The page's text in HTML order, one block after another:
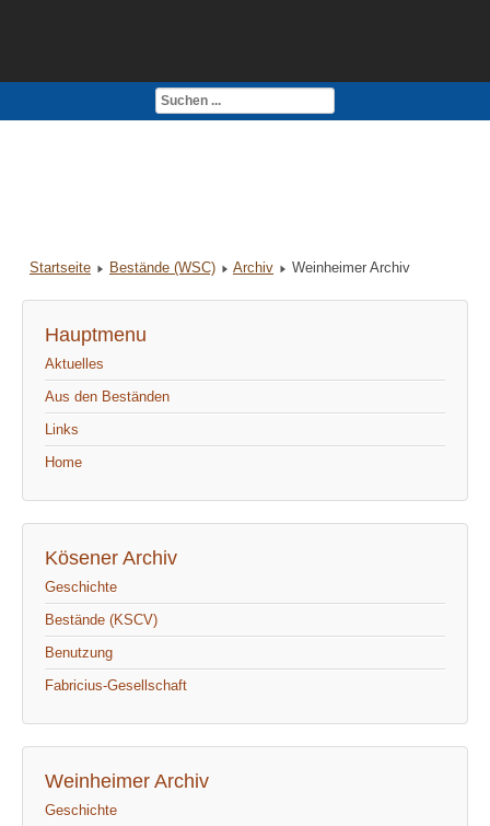
Impressum
Startseite Bestände (WSC) Archiv Weinheimer Archiv
Hauptmenu
Aktuelles
Aus den Beständen
Links
Home
Kösener Archiv
Geschichte
Bestände (KSCV)
Benutzung
Fabricius-Gesellschaft
Weinheimer Archiv
Geschichte